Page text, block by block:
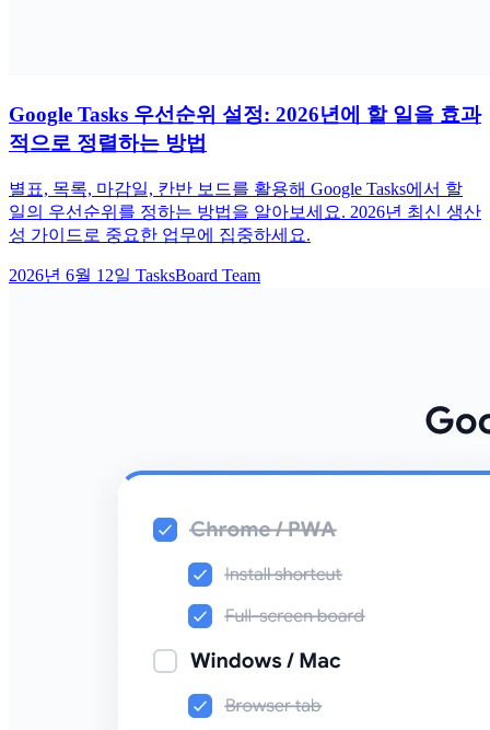
Google Tasks 우선순위 설정: 2026년에 할 일을 효과
적으로 정렬하는 방법
별표, 목록, 마감일, 칸반 보드를 활용해 Google Tasks에서 할
일의 우선순위를 정하는 방법을 알아보세요. 2026년 최신 생산
성 가이드로 중요한 업무에 집중하세요.
2026년 6월 12일 TasksBoard Team